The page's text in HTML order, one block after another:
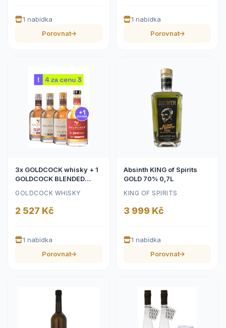
1 nabídka
Porovnat
1 nabídka
Porovnat
3x GOLDCOCK whisky + 1
GOLDCOCK BLENDED
GOLDCOCK WHISKY
2 527 Kč
1 nabídka
Porovnat
Absinth KING of Spirits
GOLD 70% 0,7L
KING OF SPIRITS
3 999 Kč
1 nabídka
Porovnat